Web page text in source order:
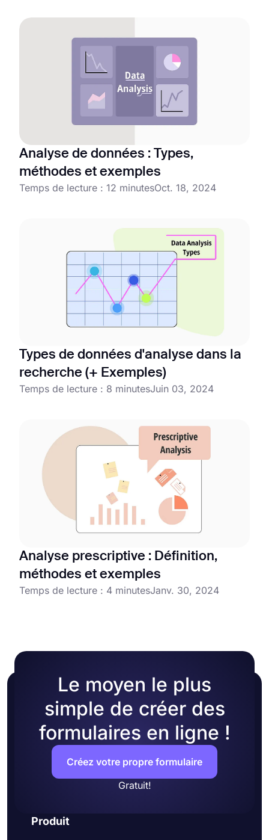
Analyse de données : Types,
méthodes et exemples
Temps de lecture : 12 minutesOct. 18, 2024
Types de données d'analyse dans la
recherche (+ Exemples)
Temps de lecture : 8 minutesJuin 03, 2024
Analyse prescriptive : Définition,
méthodes et exemples
Temps de lecture : 4 minutesJanv. 30, 2024
Le moyen le plus
simple de créer des
formulaires en ligne !
Créez votre propre formulaire
Gratuit!
Produit